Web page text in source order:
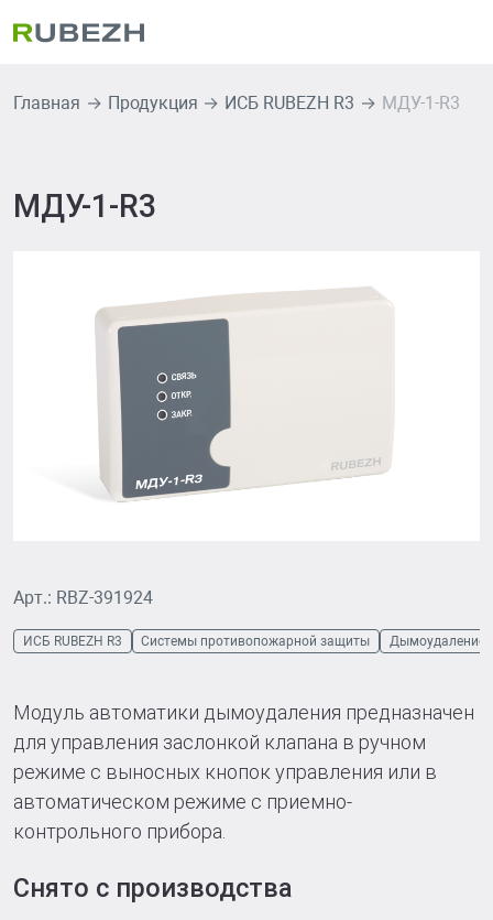
Главная Продукция ИСБ RUBEZH R3 МДУ-1-R3
МДУ-1-R3
Арт.: RBZ-391924
ИСБ RUBEZH R3 Системы противопожарной защиты Дымоудаление
Модуль автоматики дымоудаления предназначен
для управления заслонкой клапана в ручном
режиме с выносных кнопок управления или в
автоматическом режиме с приемно-
контрольного прибора.
Снято с производства